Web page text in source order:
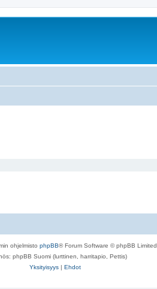
ohjelmisto phpBB® Forum Software © phpBB Limited
phpBB Suomi (lurttinen, harritapio, Pettis)
Yksityisyys | Ehdot